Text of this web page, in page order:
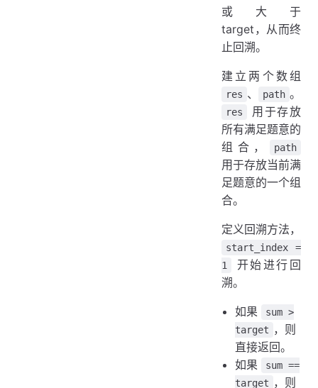
或大于
target，从而终
止回溯。
建立两个数组
res 、 path 。
res
用于存放
所有满足题意的
组合，
path
用于存放当前满
足题意的一个组
合。
定义回溯方法，
start_index =
1
开始进行回
溯。
如果
sum >
target ，则
直接返回。
如果
sum ==
target ，则